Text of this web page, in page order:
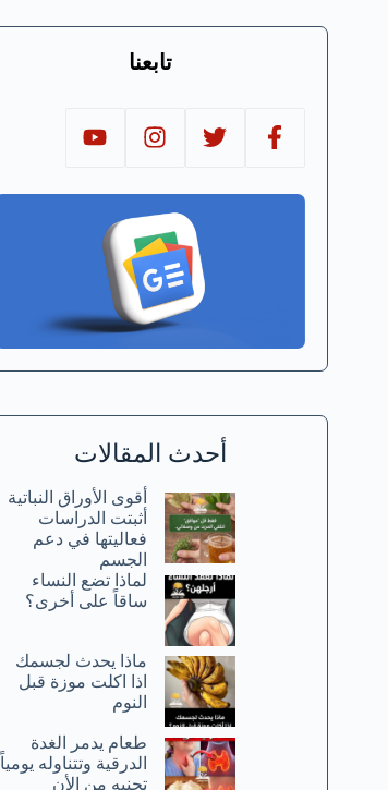
تابعنا
أحدث المقالات
أقوى الأوراق النباتية
أثبتت الدراسات
فعاليتها في دعم
الجسم
لماذا تضع النساء
ساقاً على أخرى؟
ماذا يحدث لجسمك
اذا اكلت موزة قبل
النوم
طعام يدمر الغدة
الدرقية وتتناوله يومياً
تجنبه من الأن